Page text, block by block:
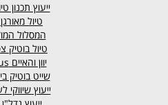
ייעוץ תכנון
טיול מאורגן
המסלול
טיול בוטיק
יוון והאיים +
שייט בוטיק
ייעוץ שיווקי